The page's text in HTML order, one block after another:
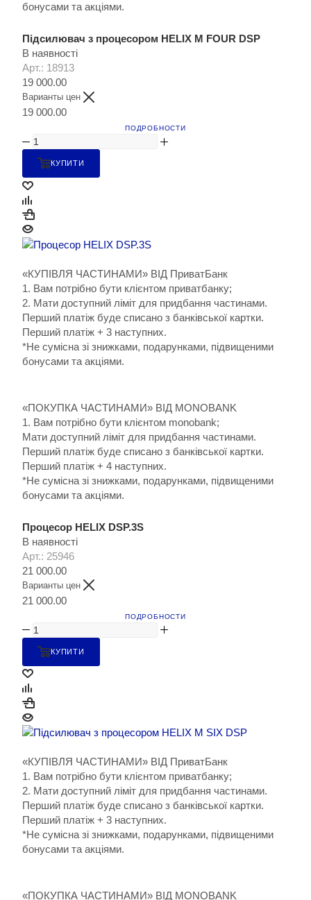
бонусами та акціями.
Підсилювач з процесором HELIX M FOUR DSP
В наявності
Арт.: 18913
19 000.00
Варианты цен
19 000.00
ПОДРОБНОСТИ
КУПИТИ
«КУПІВЛЯ ЧАСТИНАМИ» ВІД ПриватБанк
1. Вам потрібно бути клієнтом приватбанку;
2. Мати доступний ліміт для придбання частинами.
Перший платіж буде списано з банківської картки.
Перший платіж + 3 наступних.
*Не сумісна зі знижками, подарунками, підвищеними
бонусами та акціями.
«ПОКУПКА ЧАСТИНАМИ» ВІД MONOBANK
1. Вам потрібно бути клієнтом monobank;
Мати доступний ліміт для придбання частинами.
Перший платіж буде списано з банківської картки.
Перший платіж + 4 наступних.
*Не сумісна зі знижками, подарунками, підвищеними
бонусами та акціями.
Процесор HELIX DSP.3S
В наявності
Арт.: 25946
21 000.00
Варианты цен
21 000.00
ПОДРОБНОСТИ
КУПИТИ
«КУПІВЛЯ ЧАСТИНАМИ» ВІД ПриватБанк
1. Вам потрібно бути клієнтом приватбанку;
2. Мати доступний ліміт для придбання частинами.
Перший платіж буде списано з банківської картки.
Перший платіж + 3 наступних.
*Не сумісна зі знижками, подарунками, підвищеними
бонусами та акціями.
«ПОКУПКА ЧАСТИНАМИ» ВІД MONOBANK